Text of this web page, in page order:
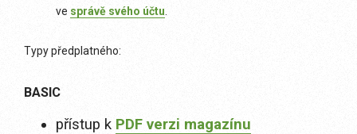
ve správě svého účtu
Typy předplatného:
BASIC
přístup k PDF verzi magazínu